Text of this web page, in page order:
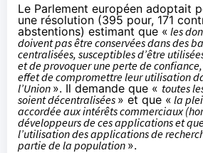
Le Parlement européen adoptait
une résolution (395 pour, 171
abstentions) estimant que « les
doivent pas être conservées dans des
centralisées, susceptibles d’être
et de provoquer une perte de
effet de compromettre leur utilisation
l’Union ». Il demande que « toutes
soient décentralisées » et que « la
accordée aux intérêts commerciaux
développeurs de ces applications et
l’utilisation des applications de
partie de la population ».